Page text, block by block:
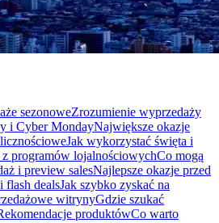
sezonoweZrozumienie wyprzedaży
i Cyber MondayNajwiększe okazje
Jak wykorzystać święta i
programów lojalnościowychCo mogą
i preview salesNajlepsze okazje przed
flash dealsJak szybko zyskać na
witrynyGdzie szukać
produktówCo warto